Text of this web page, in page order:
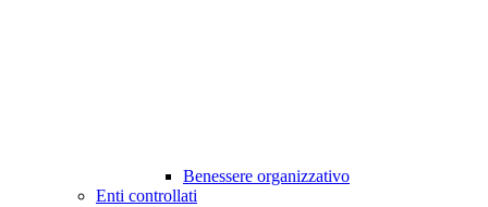
Benessere organizzativo
Enti controllati